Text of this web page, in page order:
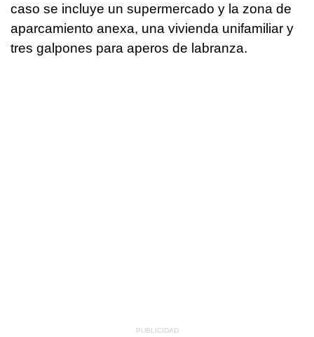
caso se incluye un supermercado y la zona de
aparcamiento anexa, una vivienda unifamiliar y
tres galpones para aperos de labranza.